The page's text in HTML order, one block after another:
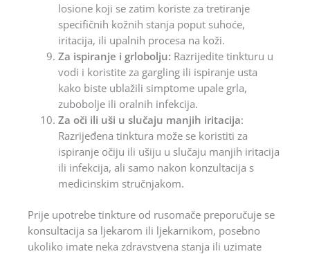
losione koji se zatim koriste za tretiranje
specifičnih kožnih stanja poput suhoće,
iritacija, ili upalnih procesa na koži.
Za ispiranje i grlobolju: Razrijedite tinkturu u
vodi i koristite za gargling ili ispiranje usta
kako biste ublažili simptome upale grla,
zubobolje ili oralnih infekcija.
Za oči ili uši u slučaju manjih iritacija:
Razrijeđena tinktura može se koristiti za
ispiranje očiju ili ušiju u slučaju manjih iritacija
ili infekcija, ali samo nakon konzultacija s
medicinskim stručnjakom.
Prije upotrebe tinkture od rusomače preporučuje se
konsultacija sa ljekarom ili ljekarnikom, posebno
ukoliko imate neka zdravstvena stanja ili uzimate